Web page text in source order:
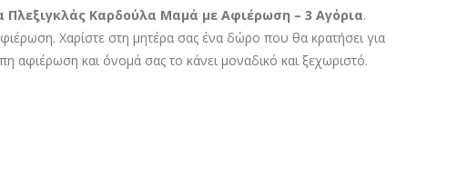
Καρδούλα Μαμά με Αφιέρωση – 3 Αγόρια.
Χαρίστε στη μητέρα σας ένα δώρο που θα κρατήσει για
αφιέρωση και όνομά σας το κάνει μοναδικό και ξεχωριστό.